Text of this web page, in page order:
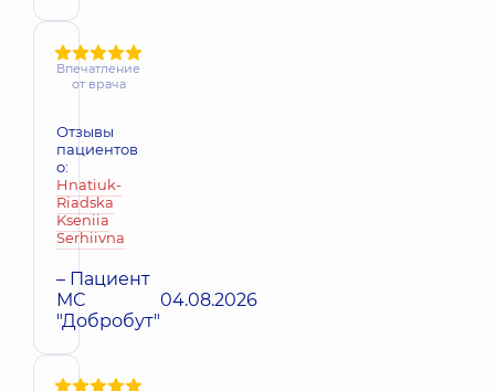
Впечатление
от врача
Отзывы
пациентов
о:
Hnatiuk-
Riadska
Kseniia
Serhiivna
– Пациент
МС
"Добробут"
04.08.2026